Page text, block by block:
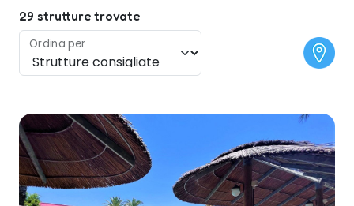
29 strutture trovate
Ordina per